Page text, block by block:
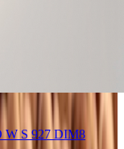
W S 927 DIM8